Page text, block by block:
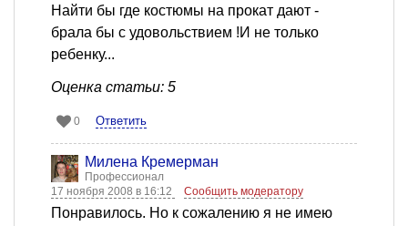
Найти бы где костюмы на прокат дают -
брала бы с удовольствием !И не только
ребенку...
Оценка статьи: 5
0 Ответить
Милена Кремерман
Профессионал
17 ноября 2008 в 16:12
Сообщить модератору
Понравилось. Но к сожалению я не имею